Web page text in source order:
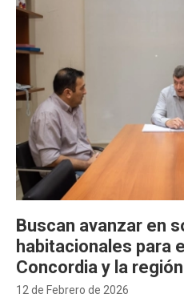
12 de Febrero de 2026
Buscan avanzar en
habitacionales para
Concordia y la región